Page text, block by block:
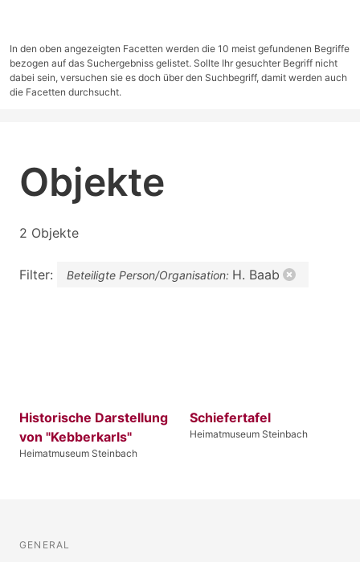
In den oben angezeigten Facetten werden die 10 meist gefundenen Begriffe
bezogen auf das Suchergebniss gelistet. Sollte Ihr gesuchter Begriff nicht
dabei sein, versuchen sie es doch über den Suchbegriff, damit werden auch
die Facetten durchsucht.
Objekte
2 Objekte
Filter: Beteiligte Person/Organisation: H. Baab
Historische Darstellung
von "Kebberkarls"
Heimatmuseum Steinbach
Schiefertafel
Heimatmuseum Steinbach
GENERAL